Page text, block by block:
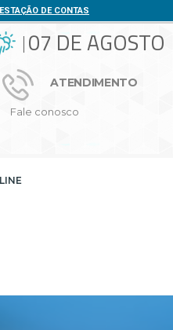
DE CONTAS
07 DE AGOSTO
ATENDIMENTO
Fale conosco